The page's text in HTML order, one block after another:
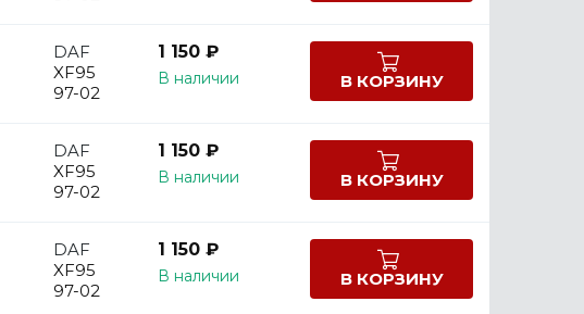
DAF
XF95
97-02
1 150 ₽
В наличии В КОРЗИНУ
DAF
XF95
97-02
1 150 ₽
В наличии В КОРЗИНУ
DAF
XF95
97-02
1 150 ₽
В наличии В КОРЗИНУ